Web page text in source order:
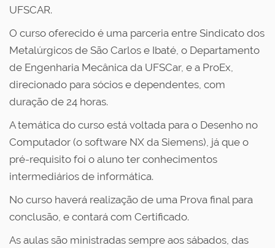
UFSCAR.
O curso oferecido é uma parceria entre Sindicato dos
Metalúrgicos de São Carlos e Ibaté, o Departamento
de Engenharia Mecânica da UFSCar, e a ProEx,
direcionado para sócios e dependentes, com
duração de 24 horas.
A temática do curso está voltada para o Desenho no
Computador (o software NX da Siemens), já que o
pré-requisito foi o aluno ter conhecimentos
intermediários de informática.
No curso haverá realização de uma Prova final para
conclusão, e contará com Certificado.
As aulas são ministradas sempre aos sábados, das